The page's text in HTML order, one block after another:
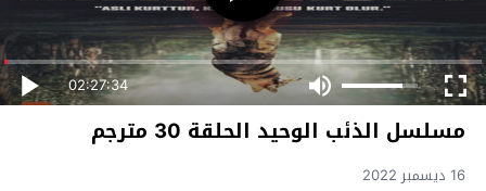
02:27:34
مسلسل الذئب الوحيد الحلقة 30 مترجم
16 ديسمبر 2022